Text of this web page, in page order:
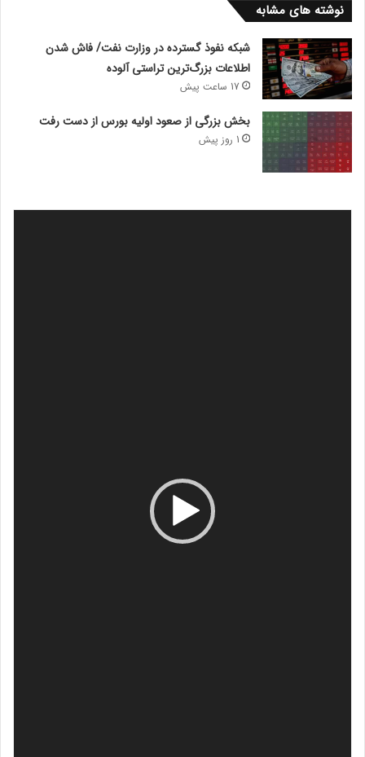
نوشته های مشابه
شبکه نفوذ گسترده در وزارت نفت/ فاش شدن
اطلاعات بزرگ‌ترین تراستی‌ آلوده
17 ساعت پیش
بخش بزرگی از صعود اولیه بورس از دست رفت
1 روز پیش